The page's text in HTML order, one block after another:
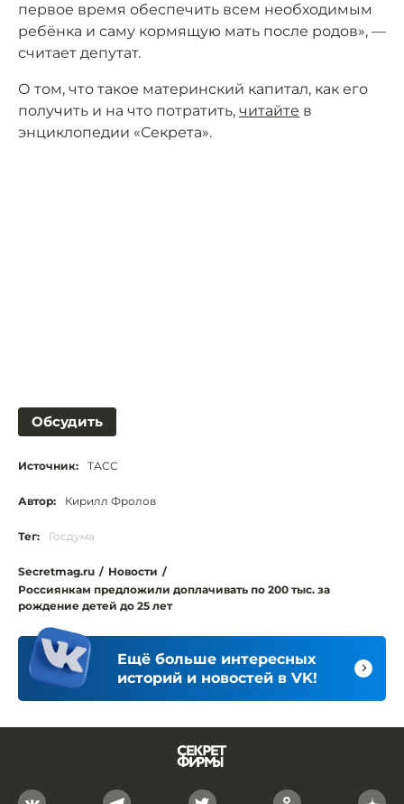
первое время обеспечить всем необходимым
ребёнка и саму кормящую мать после родов», —
считает депутат.
О том, что такое материнский капитал, как его
получить и на что потратить, читайте в
энциклопедии «Секрета».
Обсудить
Источник: ТАСС
Автор: Кирилл Фролов
Тег: Госдума
Secretmag.ru / Новости /
Россиянкам предложили доплачивать по 200 тыс. за
рождение детей до 25 лет
Ещё больше интересных
историй и новостей в VK!